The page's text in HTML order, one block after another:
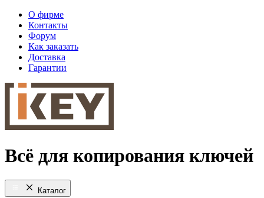
О фирме
Контакты
Форум
Как заказать
Доставка
Гарантии
Всё для копирования ключей
Каталог